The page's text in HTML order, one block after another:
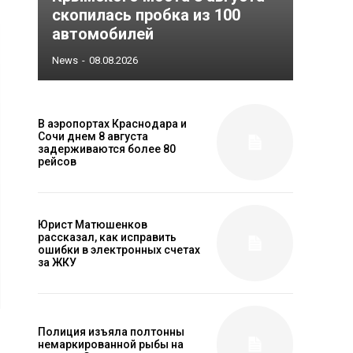
скопилась пробка из 100
автомобилей
News - 08.08.2026
В аэропортах Краснодара и
Сочи днем 8 августа
задерживаются более 80
рейсов
Юрист Матюшенков
рассказал, как исправить
ошибки в электронных счетах
за ЖКУ
Полиция изъяла полтонны
немаркированной рыбы на